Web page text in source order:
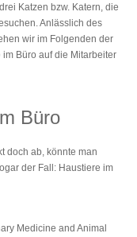
Katzen bzw. Katern, die
Anlässlich des
wir im Folgenden der
Büro auf die Mitarbeiter
Büro
doch ab, könnte man
der Fall: Haustiere im
Medicine and Animal